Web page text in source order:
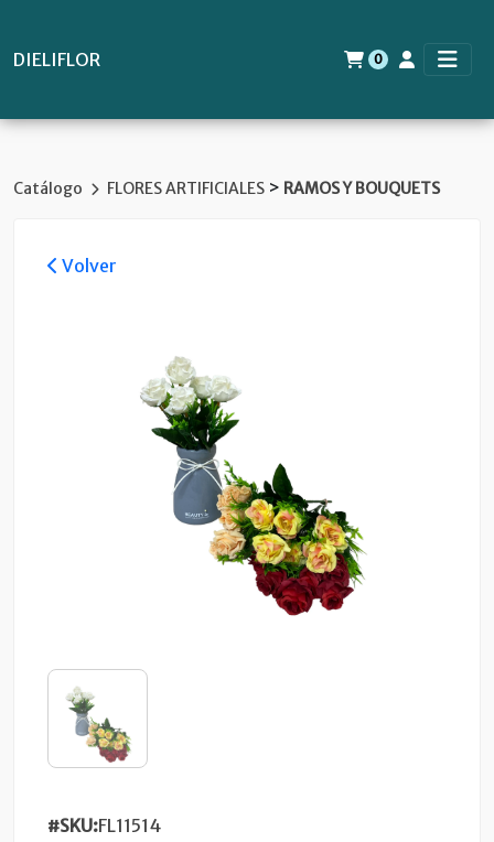
DIELIFLOR 0
Catálogo FLORES ARTIFICIALES > RAMOS Y BOUQUETS
Volver
#SKU:FL11514